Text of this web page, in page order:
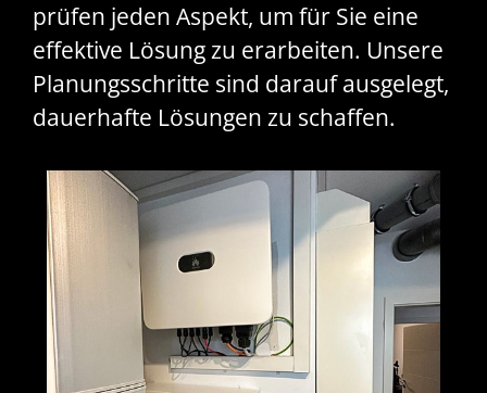
prüfen jeden Aspekt, um für Sie eine
effektive Lösung zu erarbeiten. Unsere
Planungsschritte sind darauf ausgelegt,
dauerhafte Lösungen zu schaffen.